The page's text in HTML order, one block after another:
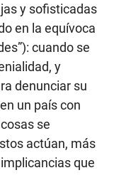
y sofisticadas
en la equívoca
cuando se
y
denunciar su
un país con
se
actúan, más
que